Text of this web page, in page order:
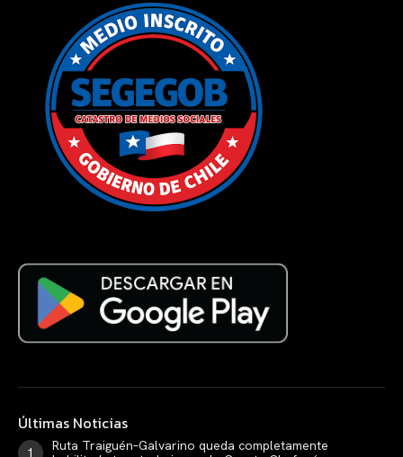
Últimas Noticias
Ruta Traiguén–Galvarino queda completamente